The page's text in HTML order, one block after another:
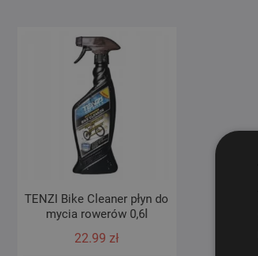
TENZI Bike Cleaner płyn do
mycia rowerów 0,6l
22.99 zł